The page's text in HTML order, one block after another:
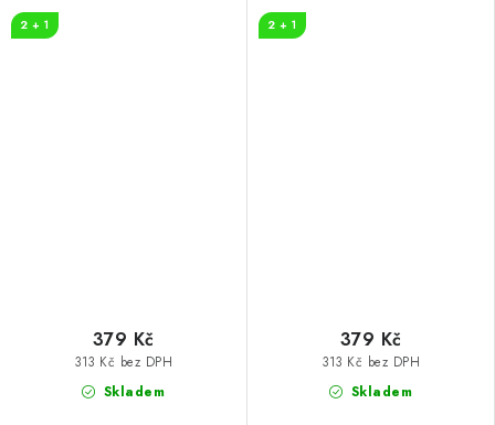
2 + 1
Skladem
313 Kč bez DPH
379 Kč
2 + 1
Skladem
313 Kč bez DPH
379 Kč